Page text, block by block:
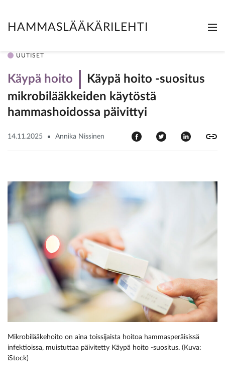
HAMMASLÄÄKÄRILEHTI
UUTISET
Käypä hoito
Käypä hoito -suositus
mikrobilääkkeiden käytöstä
hammashoidossa päivittyi
14.11.2025 Annika Nissinen
Mikrobilääkehoito on aina toissijaista hoitoa hammasperäisissä
infektioissa, muistuttaa ­päivitetty Käypä hoito -suositus. (Kuva:
iStock)